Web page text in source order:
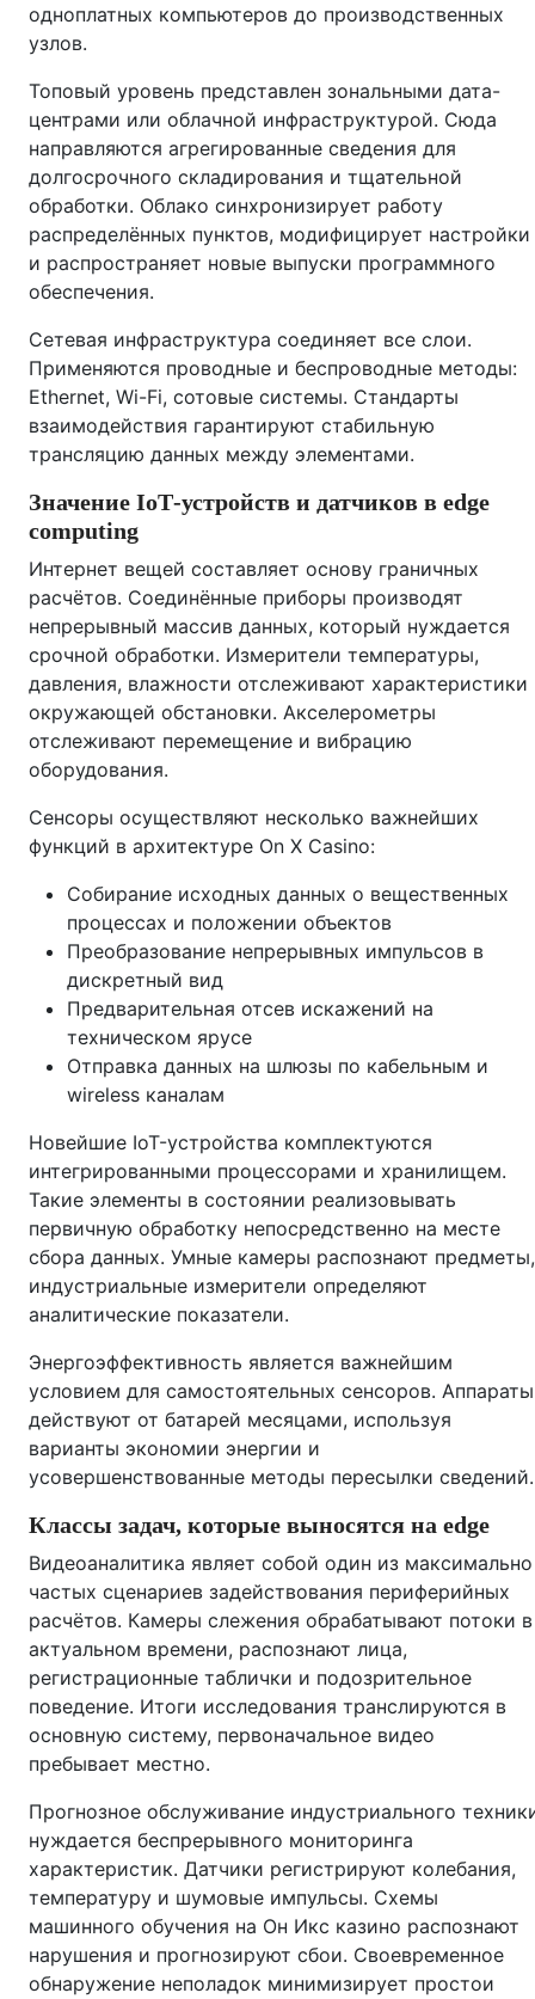
одноплатных компьютеров до производственных
узлов.
Топовый уровень представлен зональными дата-
центрами или облачной инфраструктурой. Сюда
направляются агрегированные сведения для
долгосрочного складирования и тщательной
обработки. Облако синхронизирует работу
распределённых пунктов, модифицирует настройки
и распространяет новые выпуски программного
обеспечения.
Сетевая инфраструктура соединяет все слои.
Применяются проводные и беспроводные методы:
Ethernet, Wi-Fi, сотовые системы. Стандарты
взаимодействия гарантируют стабильную
трансляцию данных между элементами.
Значение IoT‑устройств и датчиков в edge
computing
Интернет вещей составляет основу граничных
расчётов. Соединённые приборы производят
непрерывный массив данных, который нуждается
срочной обработки. Измерители температуры,
давления, влажности отслеживают характеристики
окружающей обстановки. Акселерометры
отслеживают перемещение и вибрацию
оборудования.
Сенсоры осуществляют несколько важнейших
функций в архитектуре On X Casino:
Собирание исходных данных о вещественных
процессах и положении объектов
Преобразование непрерывных импульсов в
дискретный вид
Предварительная отсев искажений на
техническом ярусе
Отправка данных на шлюзы по кабельным и
wireless каналам
Новейшие IoT-устройства комплектуются
интегрированными процессорами и хранилищем.
Такие элементы в состоянии реализовывать
первичную обработку непосредственно на месте
сбора данных. Умные камеры распознают предметы,
индустриальные измерители определяют
аналитические показатели.
Энергоэффективность является важнейшим
условием для самостоятельных сенсоров. Аппараты
действуют от батарей месяцами, используя
варианты экономии энергии и
усовершенствованные методы пересылки сведений.
Классы задач, которые выносятся на edge
Видеоаналитика являет собой один из максимально
частых сценариев задействования периферийных
расчётов. Камеры слежения обрабатывают потоки в
актуальном времени, распознают лица,
регистрационные таблички и подозрительное
поведение. Итоги исследования транслируются в
основную систему, первоначальное видео
пребывает местно.
Прогнозное обслуживание индустриального
нуждается беспрерывного мониторинга
характеристик. Датчики регистрируют колебания,
температуру и шумовые импульсы. Схемы
машинного обучения на Он Икс казино распознают
нарушения и прогнозируют сбои. Своевременное
обнаружение неполадок минимизирует простои